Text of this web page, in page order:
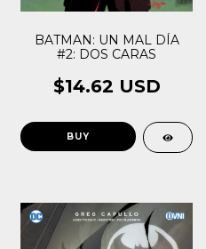
BATMAN: UN MAL DÍA
#2: DOS CARAS
$14.62 USD